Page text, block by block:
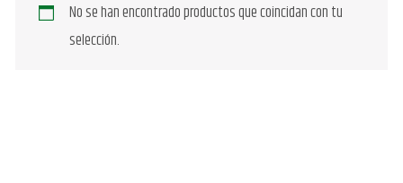
No se han encontrado productos que coincidan con tu
selección.